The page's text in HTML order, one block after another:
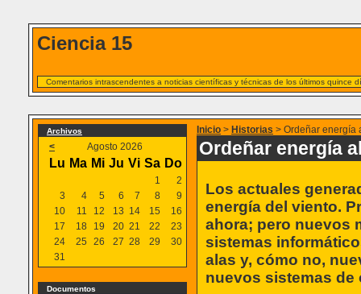
Ciencia 15
Comentarios intrascendentes a noticias científicas y técnicas de los últimos quince
Archivos
< Agosto 2026
Lu Ma Mi Ju Vi Sa Do
1
2
3
4 5 6 7 8
9
10
11 12 13 14 15
16
17
18 19 20 21 22
23
24
25 26 27 28 29
30
31
Documentos
Inicio > Historias > Ordeñar energía
Ordeñar energía
Los actuales
energía del viento.
ahora; pero nuevos
sistemas
alas y, cómo no,
nuevos sistemas de